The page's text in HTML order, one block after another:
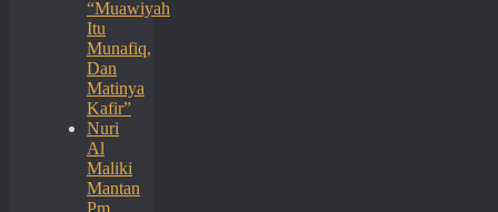
“Muawiyah
Itu
Munafiq,
Dan
Matinya
Kafir”
Nuri
Al
Maliki
Mantan
Pm